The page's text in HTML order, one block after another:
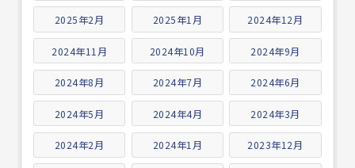
2025年2月 2025年1月 2024年12月
2024年11月 2024年10月 2024年9月
2024年8月 2024年7月 2024年6月
2024年5月 2024年4月 2024年3月
2024年2月 2024年1月 2023年12月